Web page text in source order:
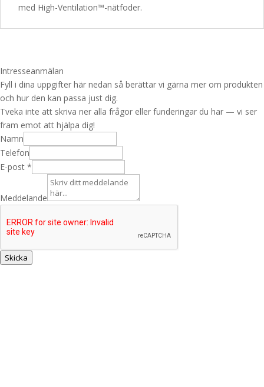
med High-Ventilation™-nätfoder.
Intresseanmälan
Fyll i dina uppgifter här nedan så berättar vi gärna mer om produkten
och hur den kan passa just dig.
Tveka inte att skriva ner alla frågor eller funderingar du har — vi ser
fram emot att hjälpa dig!
a
v
N
m
n
L
Namn
Telefon
E-post *
Meddelande
Skicka